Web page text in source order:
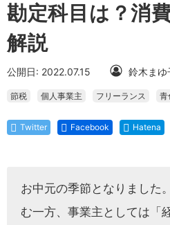
勘定科目は？消
解説
公開日: 2022.07.15 鈴木まゆ
節税 個人事業主 フリーランス 青
Twitter Facebook Hatena
お中元の季節となりました
む一方、事業主としては「